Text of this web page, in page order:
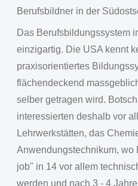
Berufsbildner in der
Das Berufsbildungssystem
einzigartig. Die USA kennt
praxisorientiertes
flächendeckend
selber getragen wird.
interessierten deshalb vor
Lehrwerkstätten, das
Anwendungstechnikum, wo
job" in 14 vor allem
werden und nach 3 - 4